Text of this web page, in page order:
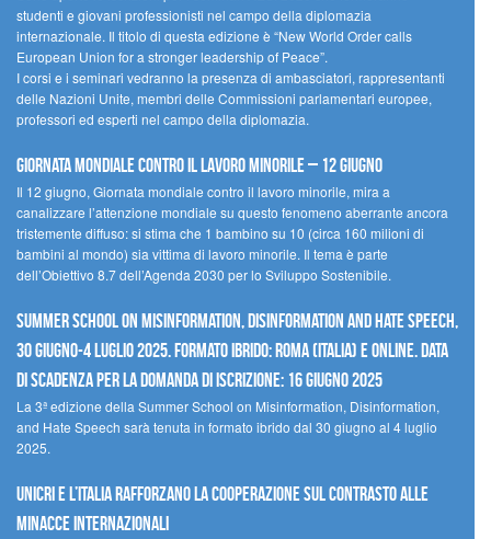
studenti e giovani professionisti nel campo della diplomazia
internazionale. Il titolo di questa edizione è “New World Order calls
European Union for a stronger leadership of Peace”.
I corsi e i seminari vedranno la presenza di ambasciatori, rappresentanti
delle Nazioni Unite, membri delle Commissioni parlamentari europee,
professori ed esperti nel campo della diplomazia.
Giornata mondiale contro il lavoro minorile – 12 giugno
Il 12 giugno, Giornata mondiale contro il lavoro minorile, mira a
canalizzare l’attenzione mondiale su questo fenomeno aberrante ancora
tristemente diffuso: si stima che 1 bambino su 10 (circa 160 milioni di
bambini al mondo) sia vittima di lavoro minorile. Il tema è parte
dell’Obiettivo 8.7 dell’Agenda 2030 per lo Sviluppo Sostenibile.
Summer School on Misinformation, Disinformation and Hate Speech,
30 giugno-4 luglio 2025. Formato ibrido: Roma (Italia) e online. Data
di scadenza per la domanda di iscrizione: 16 giugno 2025
La 3ª edizione della Summer School on Misinformation, Disinformation,
and Hate Speech sarà tenuta in formato ibrido dal 30 giugno al 4 luglio
2025.
UNICRI e l’Italia rafforzano la cooperazione sul contrasto alle
minacce internazionali